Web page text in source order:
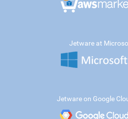
Jetware at
Jetware on Google